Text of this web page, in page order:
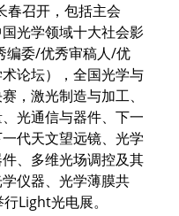
春召开，包括主会
国光学领域十大社会影
编委/优秀审稿人/优
论坛），全国光学与
，激光制造与加工、
光通信与器件、下一
代天文望远镜、光学
、多维光场调控及其
仪器、光学薄膜共
Light光电展。